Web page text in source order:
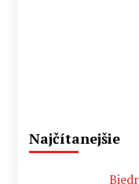
Najčítanejšie